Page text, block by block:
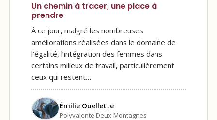
Un chemin à tracer, une place à
prendre
À ce jour, malgré les nombreuses
améliorations réalisées dans le domaine de
l’égalité, l’intégration des femmes dans
certains milieux de travail, particulièrement
ceux qui restent…
Émilie Ouellette
Polyvalente Deux-Montagnes